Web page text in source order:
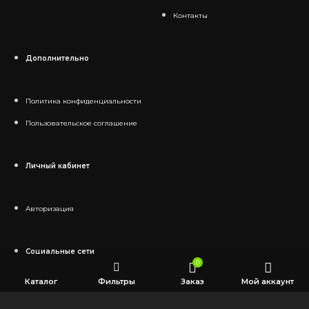
Контакты
Дополнительно
Политика конфиденциальности
Пользовательское соглашение
Личный кабинет
Авторизация
Социальные сети
Каталог Фильтры
0
Заказ Мой аккаунт